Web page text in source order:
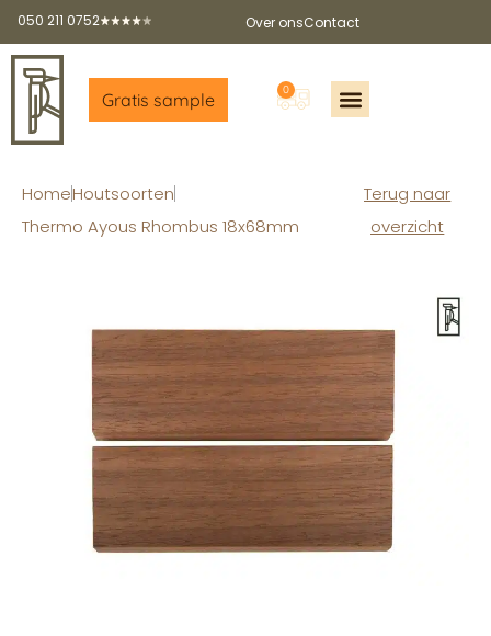
050 211 0752 Over onsContact
Gratis sample 0
HomeHoutsoorten
Thermo Ayous Rhombus 18x68mm
Terug naar
overzicht